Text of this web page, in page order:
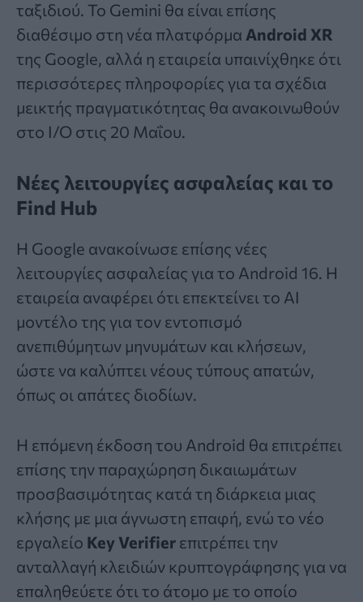
ταξιδιού. Το Gemini θα είναι επίσης
διαθέσιμο στη νέα πλατφόρμα Android XR
της Google, αλλά η εταιρεία υπαινίχθηκε ότι
περισσότερες πληροφορίες για τα σχέδια
μεικτής πραγματικότητας θα ανακοινωθούν
στο I/O στις 20 Μαΐου.
Νέες λειτουργίες ασφαλείας και το
Find Hub
Η Google ανακοίνωσε επίσης νέες
λειτουργίες ασφαλείας για το Android 16. Η
εταιρεία αναφέρει ότι επεκτείνει το AI
μοντέλο της για τον εντοπισμό
ανεπιθύμητων μηνυμάτων και κλήσεων,
ώστε να καλύπτει νέους τύπους απατών,
όπως οι απάτες διοδίων.
Η επόμενη έκδοση του Android θα επιτρέπει
επίσης την παραχώρηση δικαιωμάτων
προσβασιμότητας κατά τη διάρκεια μιας
κλήσης με μια άγνωστη επαφή, ενώ το νέο
εργαλείο Key Verifier επιτρέπει την
ανταλλαγή κλειδιών κρυπτογράφησης για να
επαληθεύετε ότι το άτομο με το οποίο